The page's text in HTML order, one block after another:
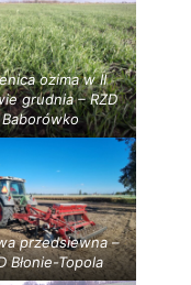
ozima w II
grudnia – RZD
Baborówko
przedsiewna –
Błonie-Topola